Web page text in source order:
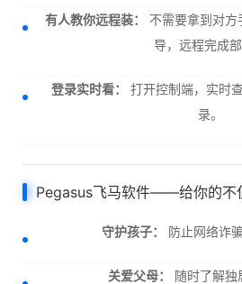
有人教你远程装：
不需要拿到对
导，远程完成部
登录实时看：
打开控制端，实时
录。
Pegasus飞马软件——给你的不
守护孩子： 防止网络诈
关爱父母： 随时了解独